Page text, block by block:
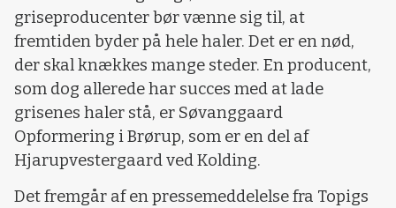
griseproducenter bør vænne sig til, at
fremtiden byder på hele haler. Det er en nød,
der skal knækkes mange steder. En producent,
som dog allerede har succes med at lade
grisenes haler stå, er Søvanggaard
Opformering i Brørup, som er en del af
Hjarupvestergaard ved Kolding.
Det fremgår af en pressemeddelelse fra Topigs